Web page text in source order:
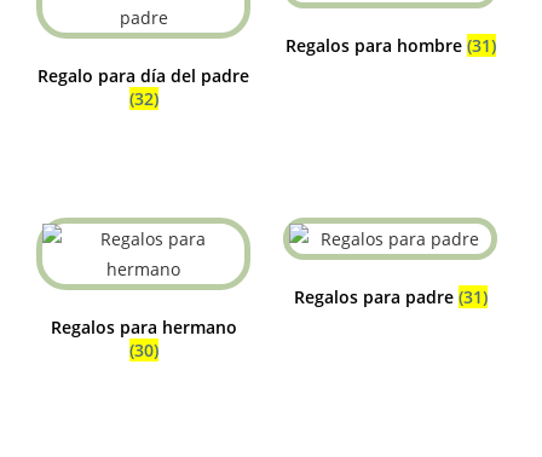
Regalo para día del padre
(32)
Regalos para hombre (31)
Regalos para hermano
(30)
Regalos para padre (31)